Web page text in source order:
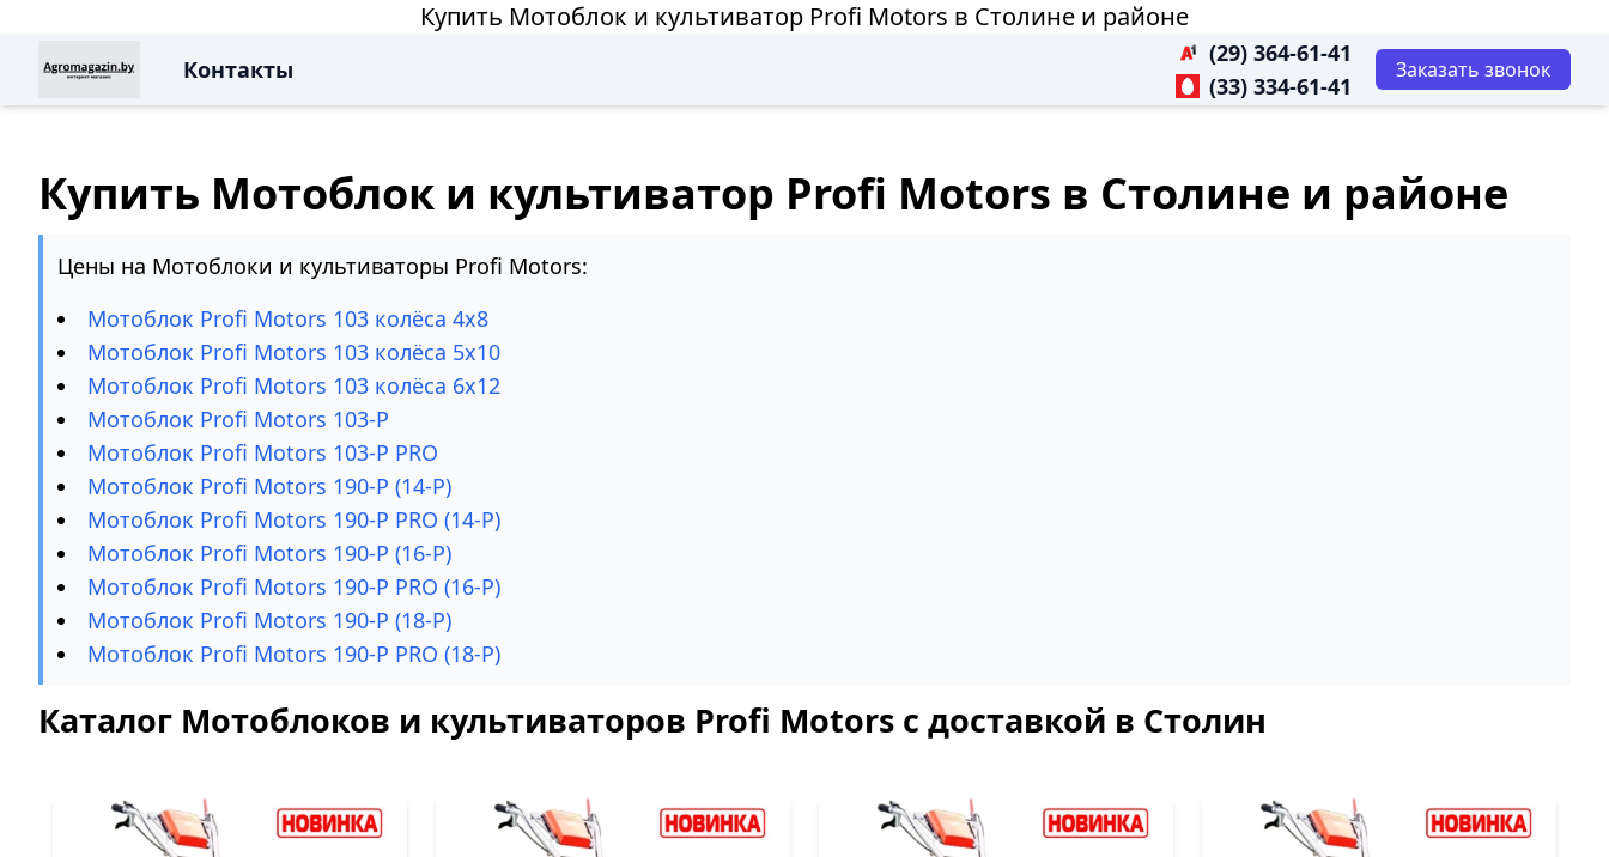
Купить Мотоблок и культиватор Profi Motors в Столине и районе
Контакты
(29) 364-61-41
(33) 334-61-41
Заказать звонок
Купить Мотоблок и культиватор Profi Motors в Столине и районе
Цены на Мотоблоки и культиваторы Profi Motors:
Мотоблок Profi Motors 103 колёса 4х8
Мотоблок Profi Motors 103 колёса 5х10
Мотоблок Profi Motors 103 колёса 6х12
Мотоблок Profi Motors 103-P
Мотоблок Profi Motors 103-P PRO
Мотоблок Profi Motors 190-P (14-P)
Мотоблок Profi Motors 190-P PRO (14-P)
Мотоблок Profi Motors 190-P (16-P)
Мотоблок Profi Motors 190-P PRO (16-P)
Мотоблок Profi Motors 190-P (18-P)
Мотоблок Profi Motors 190-P PRO (18-P)
Каталог Мотоблоков и культиваторов Profi Motors с доставкой в Столин